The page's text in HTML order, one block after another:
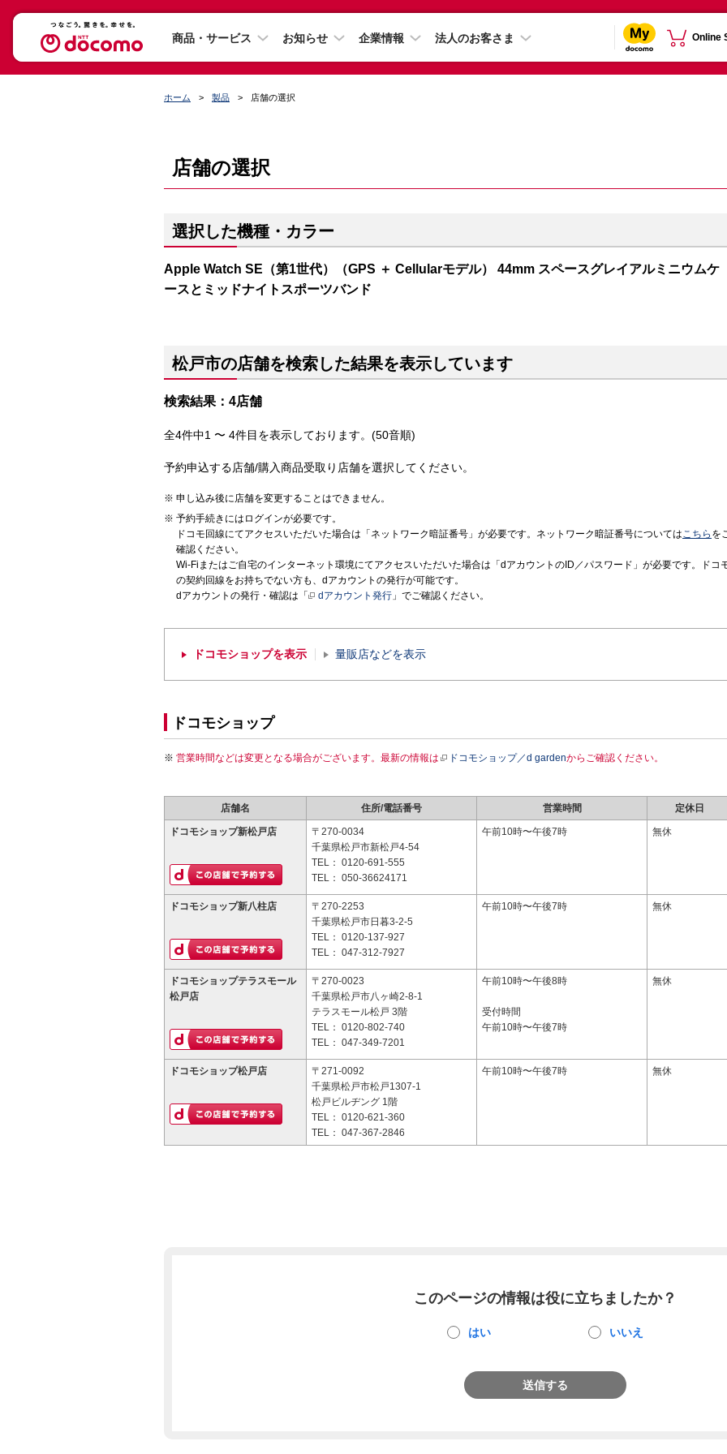
商品・サービス お知らせ 企業情報 法人のお客さま Online
ホーム 製品 店舗の選択
店舗の選択
選択した機種・カラー
Apple Watch SE（第1世代）（GPS ＋ Cellularモデル） 44mm スペースグレイアルミニウムケ
ースとミッドナイトスポーツバンド
松戸市の店舗を検索した結果を表示しています
検索結果：4店舗
全4件中1 〜 4件目を表示しております。(50音順)
予約申込する店舗/購入商品受取り店舗を選択してください。
申し込み後に店舗を変更することはできません。
予約手続きにはログインが必要です。
ドコモ回線にてアクセスいただいた場合は「ネットワーク暗証番号」が必要です。ネットワーク暗証番号についてはこちら を
確認ください。
Wi-Fiまたはご自宅のインターネット環境にてアクセスいただいた場合は「dアカウントのID／パスワード」が必要です。ドコ
の契約回線をお持ちでない方も、dアカウントの発行が可能です。
dアカウントの発行・確認は「
dアカウント発行 」でご確認ください。
ドコモショップを表示 量販店などを表示
ドコモショップ
営業時間などは変更となる場合がございます。最新の情報は ドコモショップ／d gardenからご確認ください。
店舗名 住所/電話番号 営業時間 定休日
ドコモショップ新松戸店
〒270-0034
千葉県松戸市新松戸4-54
TEL： 0120-691-555
TEL： 050-36624171
午前10時〜午後7時 無休
ドコモショップ新八柱店
〒270-2253
千葉県松戸市日暮3-2-5
TEL： 0120-137-927
TEL： 047-312-7927
午前10時〜午後7時 無休
ドコモショップテラスモール
松戸店
〒270-0023
千葉県松戸市八ヶ崎2-8-1
テラスモール松戸 3階
TEL： 0120-802-740
TEL： 047-349-7201
午前10時〜午後8時
受付時間
午前10時〜午後7時
無休
ドコモショップ松戸店
〒271-0092
千葉県松戸市松戸1307-1
松戸ビルヂング 1階
TEL： 0120-621-360
TEL： 047-367-2846
午前10時〜午後7時 無休
このページの情報は役に立ちましたか？
はい いいえ
送信する